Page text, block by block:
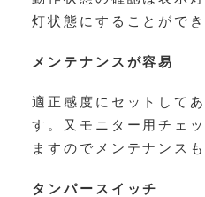
灯状態にすることがで
メンテナンスが容易
適正感度にセットして
す。又モニター用チェ
ますのでメンテナンス
タンパースイッチ